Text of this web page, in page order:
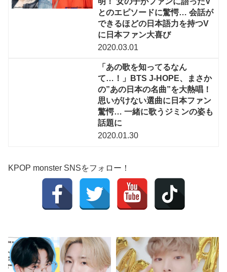
とのエピソードに驚愕… 会話が
できるほどの日本語力を持つV
に日本ファン大喜び
2020.03.01
「あの歌を知ってるなん
て…！」BTS J-HOPE、まさか
の”あの日本の名曲”を大熱唱！
思いがけない選曲に日本ファン
驚愕… 一緒に歌うジミンの姿も
話題に
2020.01.30
KPOP monster SNSをフォロー！